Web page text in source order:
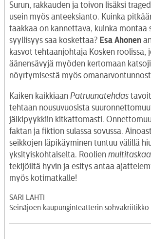
Surun, rakkauden ja toivon lisäksi
usein myös anteeksianto. Kuinka
taakkaa on kannettava, kuinka montaa
syyllisyys saa koskettaa? Esa Ahonen
kasvot tehtaanjohtaja Kosken roolissa,
äänensävyjä myöden kertomaan
nöyrtymisestä myös
Kaiken kaikkiaan Patruunatehdas
tehtaan nousuvuosista
jälkipyykkiin kitkattomasti.
faktan ja fiktion sulassa sovussa.
seikkojen läpikäyminen tuntuu välillä
yksityiskohtaiselta. Roolien
tekijöiltä hyvin ja esitys antaa
myös kotimatkalle!
SARI LAHTI
Seinäjoen kaupunginteatterin